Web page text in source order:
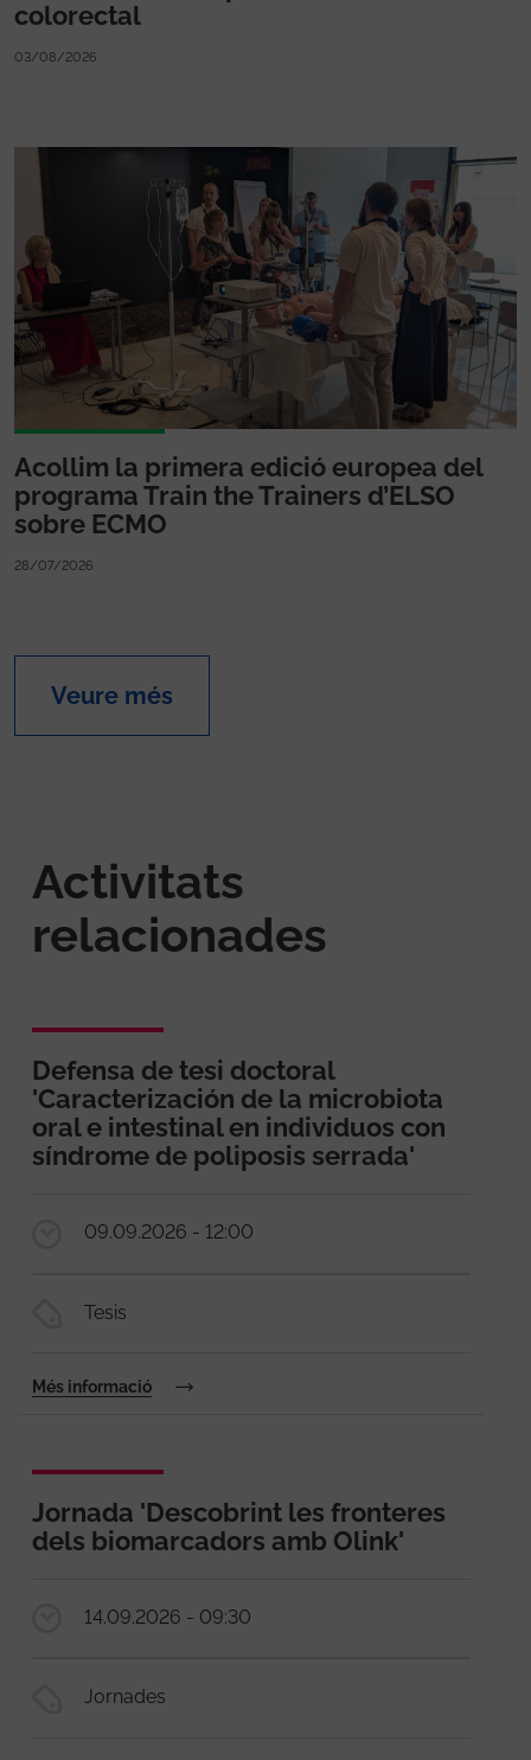
colorectal
03/08/2026
Acollim la primera edició europea del
programa Train the Trainers d’ELSO
sobre ECMO
28/07/2026
Veure més
Activitats
relacionades
Defensa de tesi doctoral
'Caracterización de la microbiota
oral e intestinal en individuos con
síndrome de poliposis serrada'
09.09.2026 - 12:00
Tesis
Més informació
Jornada 'Descobrint les fronteres
dels biomarcadors amb Olink'
14.09.2026 - 09:30
Jornades